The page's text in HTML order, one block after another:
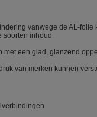
vanwege de AL-folie
soorten inhoud.
met een glad, glanzend
van merken kunnen